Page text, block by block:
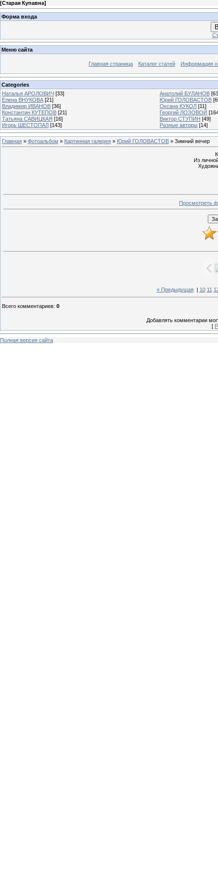
[Старая Купавна]
Форма входа
Меню сайта
Главная страница Каталог статей Информация о
Categories
Наталья АРОЛОВИЧ [33] Анатолий БУЛАНОВ
Елена ВНУКОВА [21] Юрий ГОЛОВАСТОВ
Владимир ИВАНОВ [36] Оксана КУКОЛ [11]
Константин КУТЕПОВ [21] Георгий ЛОЗОВОЙ
Татьяна САВИЦКАЯ [16] Виктор СТУПИН [49]
Игорь ШЕСТОПАЛ [143] Разные авторы [14]
Главная » Фотоальбом » Картинная галерея » Юрий ГОЛОВАСТОВ » Зимний вечер
Из
Просмотреть
« Предыдущая| 10 11
Всего комментариев: 0
Добавлять комментарии
[
Полная версия сайта